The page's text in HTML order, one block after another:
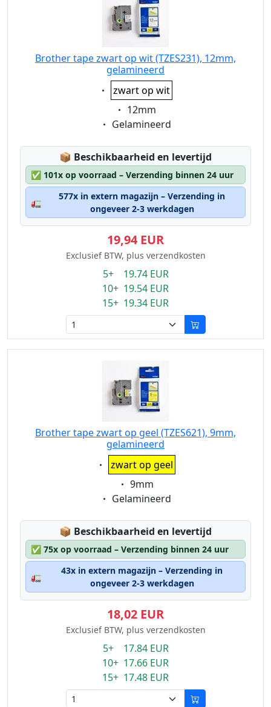
Brother tape zwart op wit (TZES231), 12mm,
gelamineerd
Eigenschaft:
zwart op wit
Eigenschaft:
12mm
Eigenschaft:
Gelamineerd
📦 Lagerstatus:
Beschikbaarheid en levertijd
✅ 101x op voorraad – Verzending binnen 24 uur
🚛
577x in extern magazijn – Verzending in
ongeveer 2-3 werkdagen
19,94 EUR
Exclusief BTW, plus verzendkosten
5+ 19.74 EUR
10+ 19.54 EUR
15+ 19.34 EUR
Brother tape zwart op geel (TZES621), 9mm,
gelamineerd
Eigenschaft:
zwart op geel
Eigenschaft:
9mm
Eigenschaft:
Gelamineerd
📦 Lagerstatus:
Beschikbaarheid en levertijd
✅ 75x op voorraad – Verzending binnen 24 uur
🚛
43x in extern magazijn – Verzending in
ongeveer 2-3 werkdagen
18,02 EUR
Exclusief BTW, plus verzendkosten
5+ 17.84 EUR
10+ 17.66 EUR
15+ 17.48 EUR